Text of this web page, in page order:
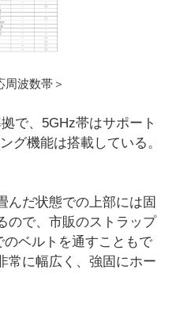
波数帯＞
で、5GHz帯はサポート
グ機能は搭載している。
んだ状態での上部には固
ので、市販のストラップ
ベルトを通すこともで
常に幅広く、強固にホー